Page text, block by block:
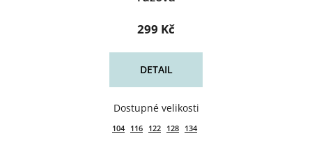
299 Kč
DETAIL
104 116 122 128 134